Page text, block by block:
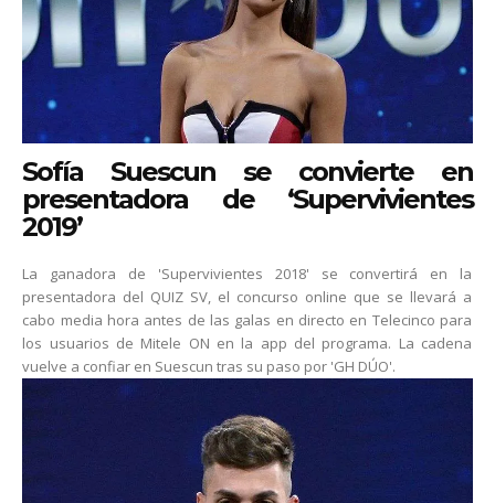
Sofía Suescun se convierte en
presentadora de ‘Supervivientes
2019’
La ganadora de 'Supervivientes 2018' se convertirá en la
presentadora del QUIZ SV, el concurso online que se llevará a
cabo media hora antes de las galas en directo en Telecinco para
los usuarios de Mitele ON en la app del programa. La cadena
vuelve a confiar en Suescun tras su paso por 'GH DÚO'.